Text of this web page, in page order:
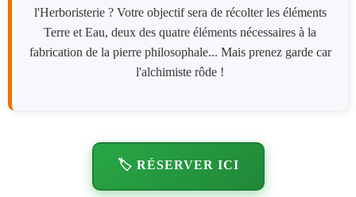
l'Herboristerie ? Votre objectif sera de récolter les éléments
Terre et Eau, deux des quatre éléments nécessaires à la
fabrication de la pierre philosophale... Mais prenez garde car
l'alchimiste rôde !
🏷️ RÉSERVER ICI